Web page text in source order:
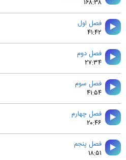
۱۶۸:۳۸
فصل اول
۴۱:۴۲
فصل دوم
۲۷:۳۴
فصل سوم
۴۱:۵۴
فصل چهارم
۲۰:۴۶
فصل پنجم
۱۸:۵۱